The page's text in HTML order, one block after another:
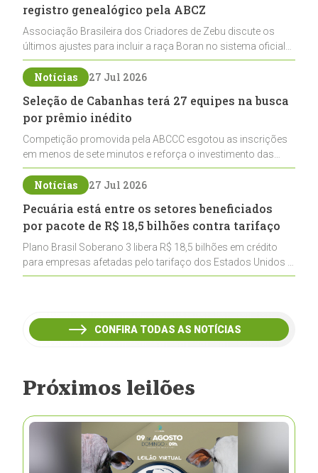
registro genealógico pela ABCZ
Associação Brasileira dos Criadores de Zebu discute os
últimos ajustes para incluir a raça Boran no sistema oficial
de registros, abrindo caminho para sua expansão na
pecuária nacional
Notícias 27 Jul 2026
Seleção de Cabanhas terá 27 equipes na busca
por prêmio inédito
Competição promovida pela ABCCC esgotou as inscrições
em menos de sete minutos e reforça o investimento das
cabanhas na seleção genética de Cavalos Crioulos voltados
ao laço
Notícias 27 Jul 2026
Pecuária está entre os setores beneficiados
por pacote de R$ 18,5 bilhões contra tarifaço
Plano Brasil Soberano 3 libera R$ 18,5 bilhões em crédito
para empresas afetadas pelo tarifaço dos Estados Unidos e
inclui a pecuária entre os setores estratégicos
CONFIRA TODAS AS NOTÍCIAS
Próximos leilões